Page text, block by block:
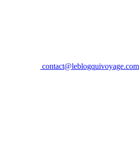
contact@leblogquivoyage.com